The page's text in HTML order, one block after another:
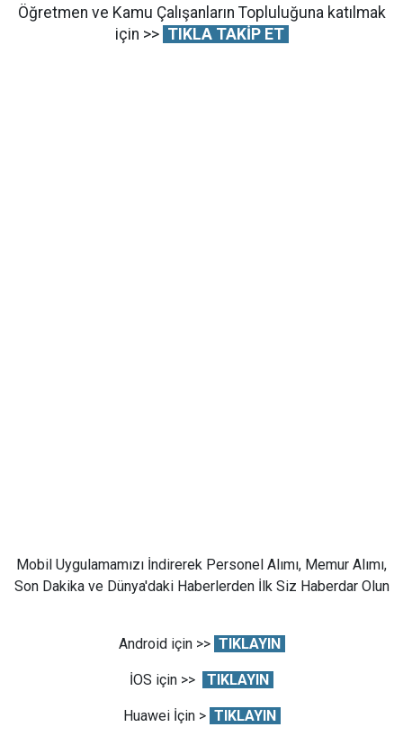
Öğretmen ve Kamu Çalışanların Topluluğuna katılmak
için >> TIKLA TAKİP ET
Mobil Uygulamamızı İndirerek Personel Alımı, Memur Alımı,
Son Dakika ve Dünya'daki Haberlerden İlk Siz Haberdar Olun
Android için >> TIKLAYIN
İOS için >> TIKLAYIN
Huawei İçin > TIKLAYIN